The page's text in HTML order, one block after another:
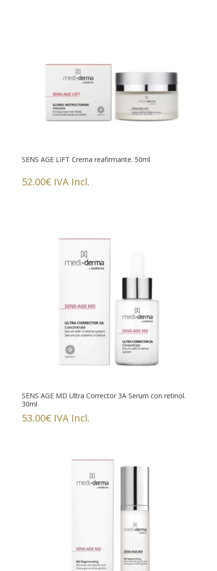
SENS AGE LIFT Crema reafirmante. 50ml
52.00€ IVA Incl.
SENS AGE MD Ultra Corrector 3A Serum con retinol.
30ml
53.00€ IVA Incl.